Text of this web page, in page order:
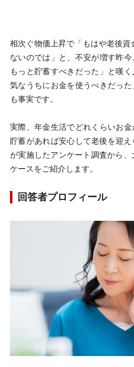
相次ぐ物価上昇で「もはや老後資
ないのでは」と、不安が増す昨
もっと貯蓄すべきだった」と嘆
気なうちにお金を使うべきだっ
も事実です。
実際、年金生活でどれくらいお
貯蓄があれば安心して老後を迎
が実施したアンケート調査から
ケースをご紹介します。
回答者プロフィール